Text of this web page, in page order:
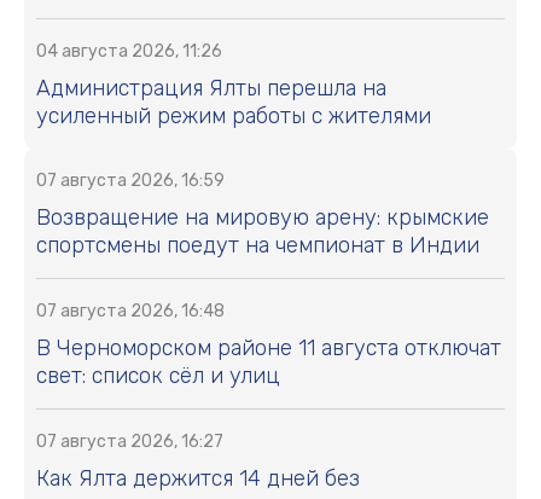
04 августа 2026, 11:26
Администрация Ялты перешла на
усиленный режим работы с жителями
07 августа 2026, 16:59
Возвращение на мировую арену: крымские
спортсмены поедут на чемпионат в Индии
07 августа 2026, 16:48
В Черноморском районе 11 августа отключат
свет: список сёл и улиц
07 августа 2026, 16:27
Как Ялта держится 14 дней без